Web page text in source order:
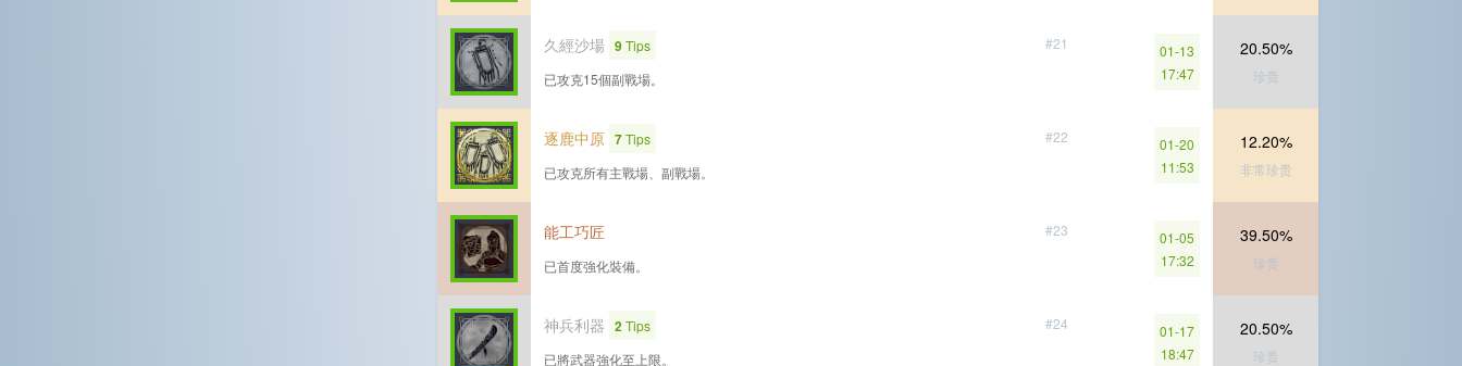
#21
久經沙場 9Tips
已攻克15個副戰場。
01-13
17:47
20.50%
珍贵
#22
逐鹿中原 7Tips
已攻克所有主戰場、副戰場。
01-20
11:53
12.20%
非常珍贵
#23
能工巧匠
已首度強化裝備。
01-05
17:32
39.50%
珍贵
#24
神兵利器 2Tips
已將武器強化至上限。
01-17
18:47
20.50%
珍贵